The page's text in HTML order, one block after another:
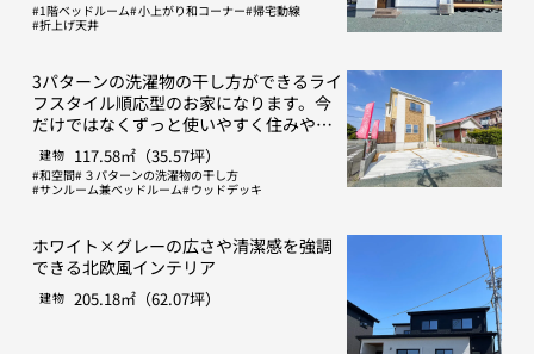
1階ベッドルーム 小上がり和コーナー 帰宅動線
折上げ天井
3パターンの洗濯物の干し方ができるライ
フスタイル順応型のお家になります。今
だけではなくずっと使いやすく住みやす
い間取りを目指しました。
建物 117.58㎡（35.57坪）
和空間 ３パターンの洗濯物の干し方
サンルーム兼ベッドルーム ウッドデッキ
ホワイト×グレーの広さや清潔感を強調
できる北欧風インテリア
建物 205.18㎡（62.07坪）